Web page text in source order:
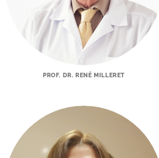
PROF. DR. RENÉ MILLERET